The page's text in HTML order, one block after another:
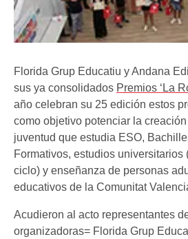
Florida Grup Educatiu y Andana
sus ya consolidados Premios ‘La
año celebran su 25 edición estos
como objetivo potenciar la
juventud que estudia ESO,
Formativos, estudios universitarios
ciclo) y enseñanza de personas
educativos de la Comunitat
Acudieron al acto representantes
organizadoras= Florida Grup